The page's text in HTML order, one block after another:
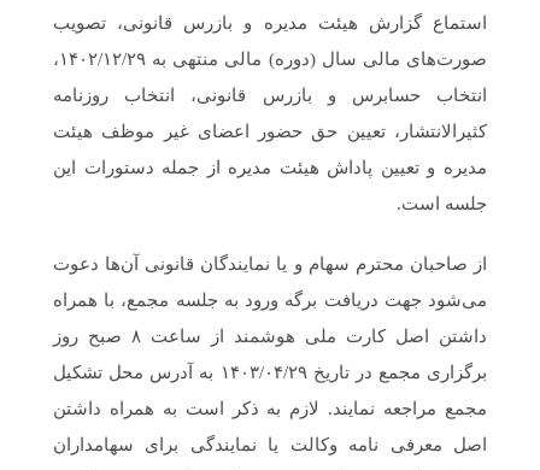
استماع گزارش هیئت مدیره و بازرس قانونی، تصویب
صورت‌های مالی سال (دوره) مالی منتهی به ۱۴۰۲/۱۲/۲۹،
انتخاب حسابرس و بازرس قانونی، انتخاب روزنامه
کثیر‌الانتشار، تعیین حق حضور اعضای غیر موظف هیئت
مدیره و تعیین پاداش هیئت مدیره از جمله دستورات این
جلسه است.
از صاحبان محترم سهام و یا نمایندگان قانونی آن‌ها دعوت
می‌شود جهت دریافت برگه ورود به جلسه مجمع، با همراه
داشتن اصل کارت ملی هوشمند از ساعت ۸ صبح روز
برگزاری مجمع در تاریخ ۱۴۰۳/۰۴/۲۹ به آدرس محل تشکیل
مجمع مراجعه نمایند. لازم به ذکر است به همراه داشتن
اصل معرفی نامه وکالت یا نمایندگی برای سهامداران